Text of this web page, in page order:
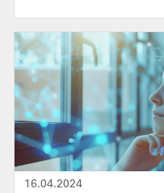
Bild
16.04.2024